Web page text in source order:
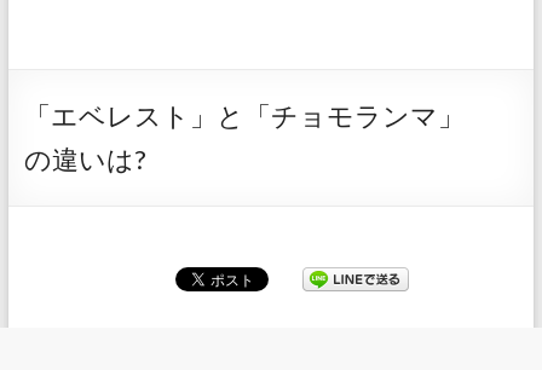
「エベレスト」と「チョモランマ」
の違いは?